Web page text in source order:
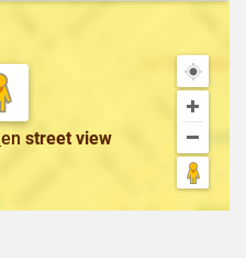
en street view